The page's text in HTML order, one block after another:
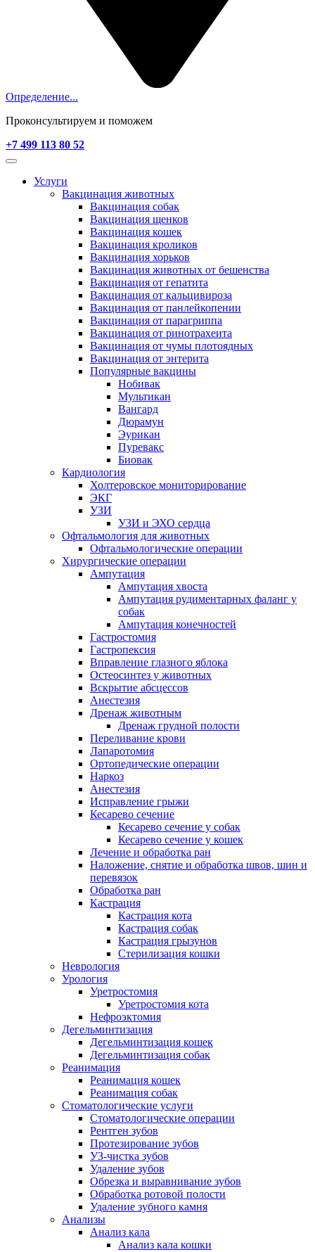
Определение...
Проконсультируем и поможем
+7 499 113 80 52
Услуги
Вакцинация животных
Вакцинация собак
Вакцинация щенков
Вакцинация кошек
Вакцинация кроликов
Вакцинация хорьков
Вакцинация животных от бешенства
Вакцинация от гепатита
Вакцинация от кальцивироза
Вакцинация от панлейкопении
Вакцинация от парагриппа
Вакцинация от ринотрахеита
Вакцинация от чумы плотоядных
Вакцинация от энтерита
Популярные вакцины
Нобивак
Мультикан
Вангард
Дюрамун
Эурикан
Пуревакс
Биовак
Кардиология
Холтеровское мониторирование
ЭКГ
УЗИ
УЗИ и ЭХО сердца
Офтальмология для животных
Офтальмологические операции
Хирургические операции
Ампутация
Ампутация хвоста
Ампутация рудиментарных фаланг у
собак
Ампутация конечностей
Гастростомия
Гастропексия
Вправление глазного яблока
Остеосинтез у животных
Вскрытие абсцессов
Анестезия
Дренаж животным
Дренаж грудной полости
Переливание крови
Лапаротомия
Ортопедические операции
Наркоз
Анестезия
Исправление грыжи
Кесарево сечение
Кесарево сечение у собак
Кесарево сечение у кошек
Лечение и обработка ран
Наложение, снятие и обработка швов, шин и
перевязок
Обработка ран
Кастрация
Кастрация кота
Кастрация собак
Кастрация грызунов
Стерилизация кошки
Неврология
Урология
Уретростомия
Уретростомия кота
Нефроэктомия
Дегельминтизация
Дегельминтизация кошек
Дегельминтизация собак
Реанимация
Реанимация кошек
Реанимация собак
Стоматологические услуги
Стоматологические операции
Рентген зубов
Протезирование зубов
УЗ-чистка зубов
Удаление зубов
Обрезка и выравнивание зубов
Обработка ротовой полости
Удаление зубного камня
Анализы
Анализ кала
Анализ кала кошки